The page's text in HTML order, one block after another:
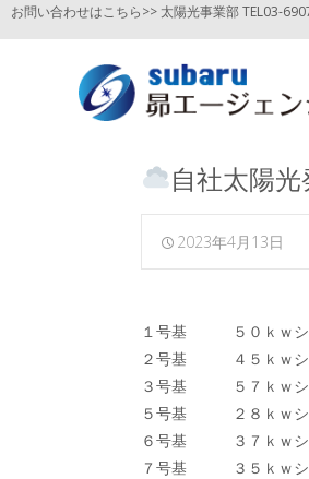
お問い合わせはこちら>> 太陽光事業部 TEL03-
自社太陽
2023年4月13日
１号基 ５０ｋｗシ
２号基 ４５ｋｗ
３号基 ５７ｋｗ
５号基 ２８ｋｗシ
６号基 ３７ｋｗシ
７号基 ３５ｋｗシ